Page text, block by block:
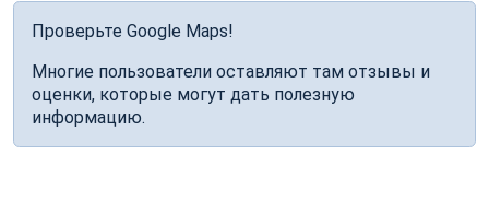
Проверьте Google Maps!
Многие пользователи оставляют там отзывы и
оценки, которые могут дать полезную
информацию.